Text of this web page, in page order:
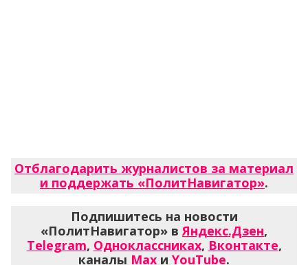
Отблагодарить журналистов за материал
и поддержать «ПолитНавигатор».
Подпишитесь на новости
«ПолитНавигатор» вЯндекс.Дзен,
Telegram, Одноклассниках, Вконтакте,
каналы Max и YouTube.